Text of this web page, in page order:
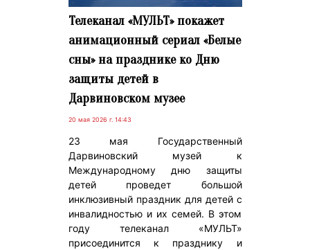
Телеканал «МУЛЬТ» покажет
анимационный сериал «Белые
сны» на празднике ко Дню
защиты детей в
Дарвиновском музее
20 мая 2026 г. 14:43
23 мая Государственный
Дарвиновский музей к
Международному дню защиты
детей проведет большой
инклюзивный праздник для детей с
инвалидностью и их семей. В этом
году телеканал «МУЛЬТ»
присоединится к празднику и